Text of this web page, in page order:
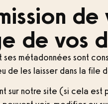
de vos
ses métadonnées sont
de les laisser dans la file
sur notre site (si cela